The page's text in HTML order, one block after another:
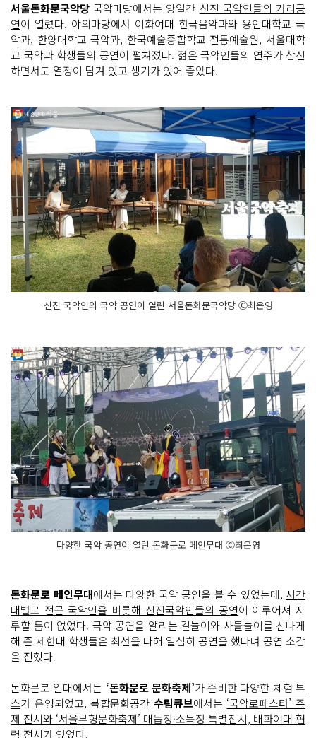
서울돈화문국악당 국악마당에서는 양일간 신진 국악인들의 거리공
연이 열렸다. 야외마당에서 이화여대 한국음악과와 용인대학교 국
악과, 한양대학교 국악과, 한국예술종합학교 전통예술원, 서울대학
교 국악과 학생들의 공연이 펼쳐졌다. 젊은 국악인들의 연주가 참신
하면서도 열정이 담겨 있고 생기가 있어 좋았다.
신진 국악인의 국악 공연이 열린 서울돈화문국악당 Ⓒ최은영
다양한 국악 공연이 열린 돈화문로 메인무대 Ⓒ최은영
돈화문로 메인무대에서는 다양한 국악 공연을 볼 수 있었는데, 시간
대별로 전문 국악인을 비롯해 신진국악인들의 공연이 이루어져 지
루할 틈이 없었다. 국악 공연을 알리는 길놀이와 사물놀이를 신나게
해 준 세한대 학생들은 최선을 다해 열심히 공연을 했다며 공연 소감
을 전했다.
돈화문로 일대에서는 ‘돈화문로 문화축제’가 준비한 다양한 체험 부
스가 운영되었고, 복합문화공간 수림큐브에서는 ‘국악로페스타’ 주
제 전시와 ‘서울무형문화축제’ 매듭장·소목장 특별전시, 배화여대 협
력 전시가 있었다.